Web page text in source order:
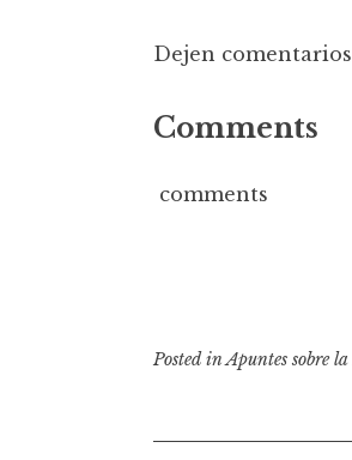
Dejen
Comments
comments
Posted in Apuntes sobre